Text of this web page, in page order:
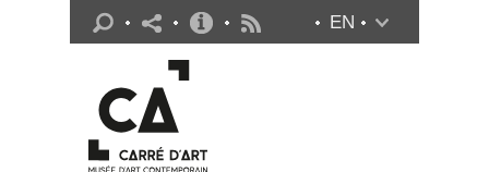
EN
Infos pratiques